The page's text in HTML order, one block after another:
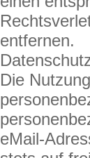
entfernen.
Die
eMail-